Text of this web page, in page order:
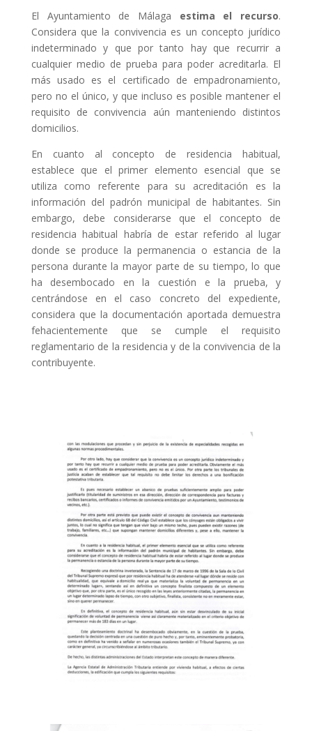
El Ayuntamiento de Málaga estima el recurso.
Considera que la convivencia es un concepto jurídico
indeterminado y que por tanto hay que recurrir a
cualquier medio de prueba para poder acreditarla. El
más usado es el certificado de empadronamiento,
pero no el único, y que incluso es posible mantener el
requisito de convivencia aún manteniendo distintos
domicilios.
En cuanto al concepto de residencia habitual,
establece que el primer elemento esencial que se
utiliza como referente para su acreditación es la
información del padrón municipal de habitantes. Sin
embargo, debe considerarse que el concepto de
residencia habitual habría de estar referido al lugar
donde se produce la permanencia o estancia de la
persona durante la mayor parte de su tiempo, lo que
ha desembocado en la cuestión e la prueba, y
centrándose en el caso concreto del expediente,
considera que la documentación aportada demuestra
fehacientemente que se cumple el requisito
reglamentario de la residencia y de la convivencia de la
contribuyente.